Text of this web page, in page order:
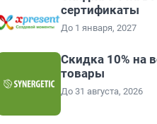
сертификаты
До 1 января, 2027
Скидка 10% на
товары
До 31 августа, 2026